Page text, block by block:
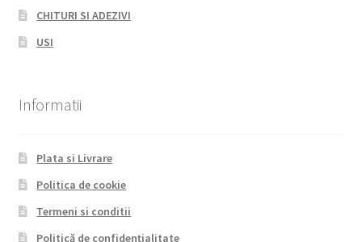
CHITURI SI ADEZIVI
USI
Informatii
Plata si Livrare
Politica de cookie
Termeni si conditii
Politică de confidențialitate